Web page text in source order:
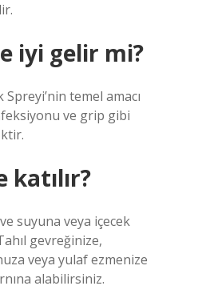
iyi gelir mi?
temel amacı
ve grip gibi
suyuna veya içecek
gevreğinize,
veya yulaf ezmenize
alabilirsiniz.